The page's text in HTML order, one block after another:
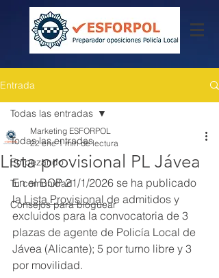
Entrada
Todas las entradas
Empezando
Tu comunidad
Consejos para bloguear
Todas las entradas
Lista provisional PL Jávea
Marketing ESFORPOL
22 ene 1 min de lectura
En el BOP 21/1/2026 se ha publicado
la Lista Provisional de admitidos y
excluidos para la convocatoria de 3
plazas de agente de Policía Local de
Jávea (Alicante); 5 por turno libre y 3
por movilidad.